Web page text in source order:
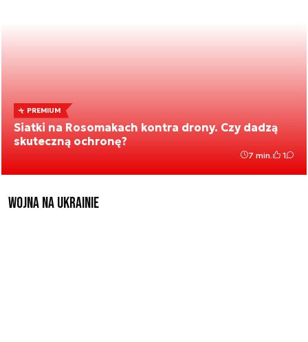
PREMIUM
Siatki na Rosomakach kontra drony. Czy dadzą
skuteczną ochronę?
7 min. 1
Wojna na Ukrainie